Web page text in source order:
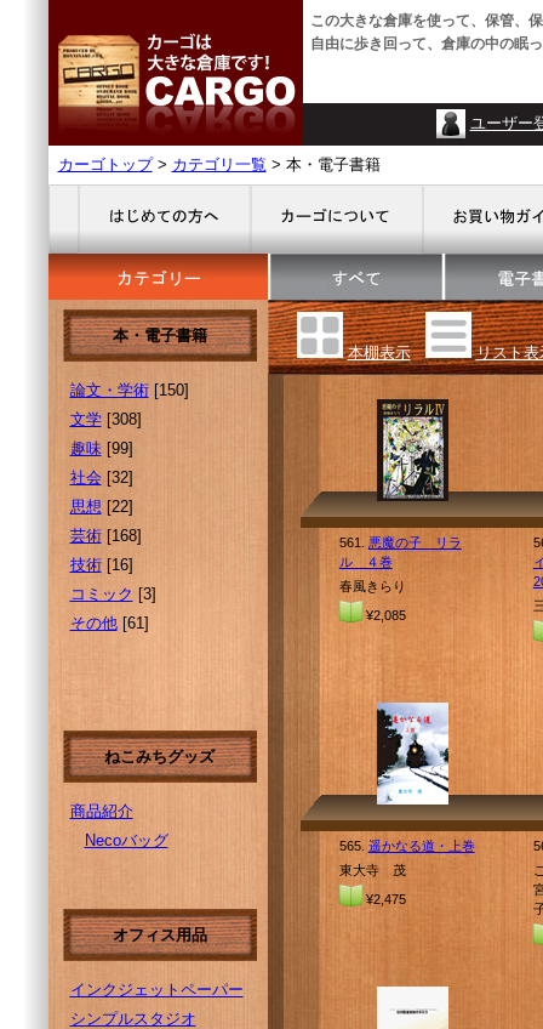
この大きな倉庫を使って、保管、
自由に歩き回って、倉庫の中の眠
ユーザー
カーゴトップ> カテゴリ一覧 > 本・電子書籍
本・電子書籍
論文・学術[150]
文学[308]
趣味[99]
社会[32]
思想 [22]
芸術[168]
技術[16]
コミック [3]
その他[61]
ねこみちグッズ
商品紹介
Necoバッグ
オフィス用品
インクジェットペーパー
シンプルスタジオ
本棚表示 リスト表
561.
悪魔の子 リラ
ル ４巻
春風きらり
¥2,085
565. 遥かなる道・上巻
東大寺 茂
¥2,475